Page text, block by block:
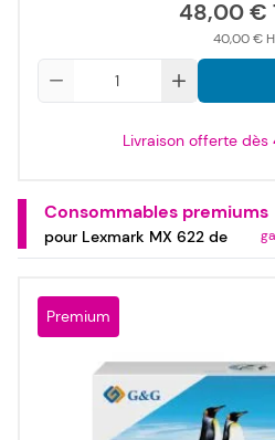
48,00 €
40,00 €
Livraison offerte dès
Consommables premiums
pour Lexmark MX 622 de
Premium